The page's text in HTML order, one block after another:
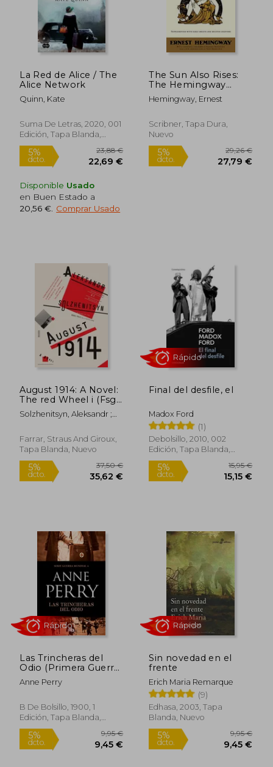
13,20 €
5%
dcto.
La Red de Alice / The
Alice Network
Quinn, Kate
Suma De Letras, 2020, 001
Edición, Tapa Blanda,
Nuevo
5%
dcto.
Disponible Usado
en Buen Estado a
20,56 € Comprar Usado
The Sun Also Rises:
The Hemingway
Library Edition (en
Inglés)
Hemingway, Ernest
Scribner, Tapa Dura,
Nuevo
5%
dcto.
August 1914: A Novel:
The red Wheel i (Fsg
Classics) (en Inglés)
Solzhenitsyn, Aleksandr ;
Farrar, Straus And Giroux,
Tapa Blanda, Nuevo
5%
dcto.
37,50 €
Final del desfile, el
Madox Ford
(1)
Debolsillo, 2010, 002
Edición, Tapa Blanda,
Nuevo
5%
dcto.
Las Trincheras del
Odio (Primera Guerra
Mundial 4)
Anne Perry
B De Bolsillo, 1900, 1
Edición, Tapa Blanda,
Nuevo
Sin novedad en el
frente
Erich Maria Remarque
(9)
Edhasa, 2003, Tapa
Blanda, Nuevo